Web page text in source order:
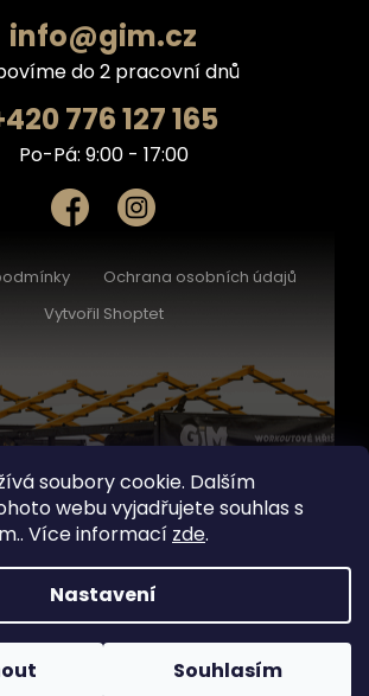
soubory cookie. Dalším
webu vyjadřujete souhlas s
Více informací zde.
Nastavení
Souhlasím
info@gim.cz
do 2 pracovní dnů
776 127 165
Po-Pá: 9:00 - 17:00
Ochrana osobních údajů
Vytvořil Shoptet